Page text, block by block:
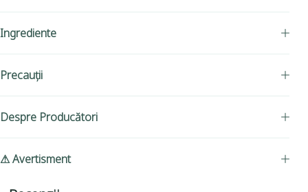
Ingrediente
Precauții
Despre Producători
⚠ Avertisment